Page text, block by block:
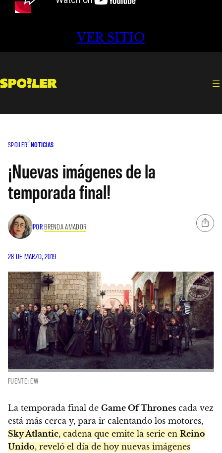
VER SITIO
SPOILER NOTICIAS
¡Nuevas imágenes de la
temporada final!
POR BRENDA AMADOR
28 DE MARZO, 2019
FUENTE: EW
La temporada final de Game Of Thrones cada vez
está más cerca y, para ir calentando los motores,
Sky Atlantic, cadena que emite la serie en Reino
Unido, reveló el día de hoy nuevas imágenes